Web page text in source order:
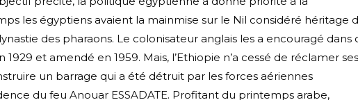
les égyptiens avaient la mainmise sur le Nil considéré héritage
des pharaons. Le colonisateur anglais les a encouragé dans
et amendé en 1959. Mais, l’Ethiopie n’a cessé de réclamer ses
un barrage qui a été détruit par les forces aériennes
du feu Anouar ESSADATE. Profitant du printemps arabe,